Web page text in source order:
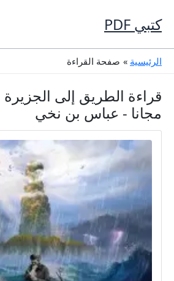
إلى
المحتوى
كتبي PDF
الرئيسية صفحة القراءة
مجانا - عباس بن نخي